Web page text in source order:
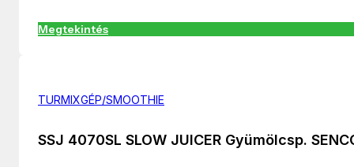
Megtekintés
TURMIXGÉP/SMOOTHIE
SSJ 4070SL SLOW JUICER Gyümölcsp.